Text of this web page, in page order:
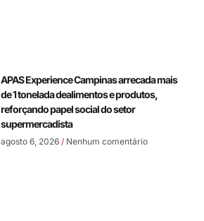
APAS Experience Campinas arrecada mais
de 1 tonelada dealimentos e produtos,
reforçando papel social do setor
supermercadista
agosto 6, 2026 Nenhum comentário